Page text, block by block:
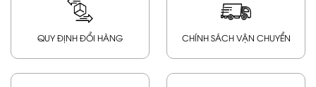
QUY ĐỊNH ĐỔI HÀNG CHÍNH SÁCH VẬN CHUYỂN